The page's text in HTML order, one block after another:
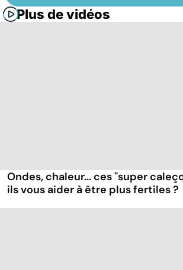
Plus de vidéos
Ondes, chaleur... ces "super
ils vous aider à être plus fertiles ?